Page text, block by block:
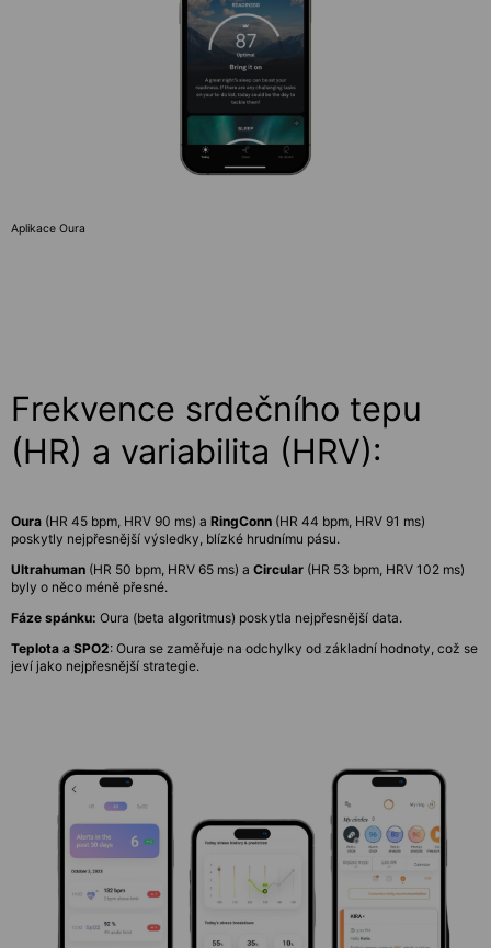
Aplikace Oura
Frekvence srdečního tepu
(HR) a variabilita (HRV):
Oura (HR 45 bpm, HRV 90 ms) a RingConn (HR 44 bpm, HRV 91 ms)
poskytly nejpřesnější výsledky, blízké hrudnímu pásu.
Ultrahuman (HR 50 bpm, HRV 65 ms) a Circular (HR 53 bpm, HRV 102 ms)
byly o něco méně přesné.
Fáze spánku: Oura (beta algoritmus) poskytla nejpřesnější data.
Teplota a SPO2: Oura se zaměřuje na odchylky od základní hodnoty, což se
jeví jako nejpřesnější strategie.